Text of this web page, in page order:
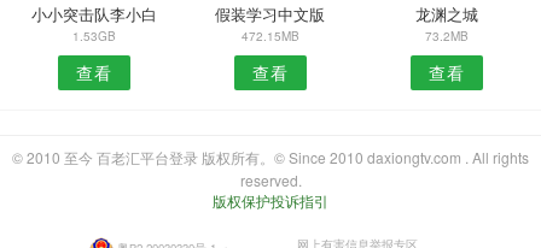
小小突击队李小白
1.53GB
查看
假装学习中文版
472.15MB
查看
龙渊之城
73.2MB
查看
© 2010 至今 百老汇平台登录 版权所有。© Since 2010 daxiongtv.com . All rights
reserved.
版权保护投诉指引